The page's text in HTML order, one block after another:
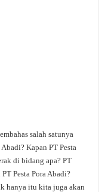
salah satunya
Kapan PT Pesta
di bidang apa? PT
Pesta Pora Abadi?
hanya itu kita juga akan